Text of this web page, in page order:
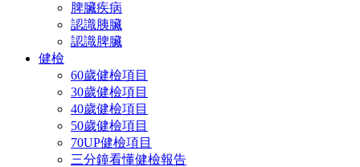
脾臟疾病
認識胰臟
認識脾臟
健檢
60歲健檢項目
30歲健檢項目
40歲健檢項目
50歲健檢項目
70UP健檢項目
三分鐘看懂健檢報告